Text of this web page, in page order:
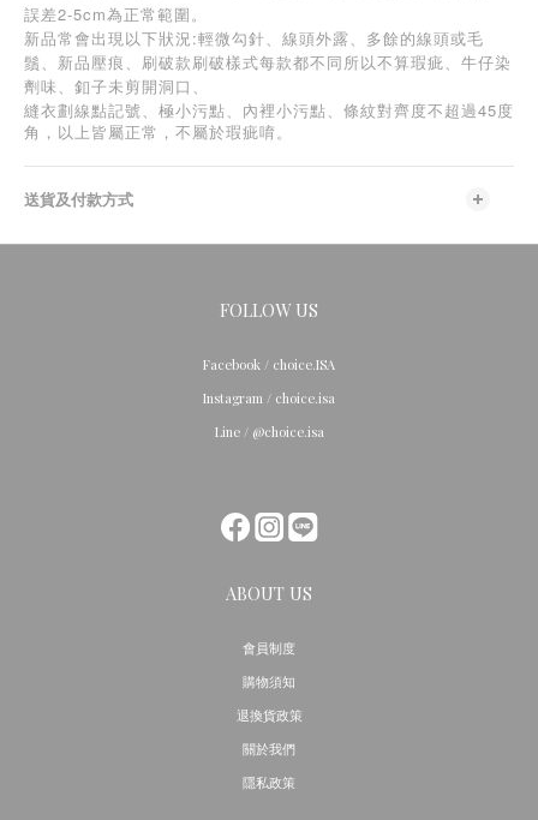
誤差2-5cm為正常範圍。
新品常會出現以下狀況:輕微勾針、線頭外露、多餘的線頭或毛
鬚、新品壓痕、刷破款刷破樣式每款都不同所以不算瑕疵、牛仔染
劑味、釦子未剪開洞口、
縫衣劃線點記號、極小污點、內裡小污點、條紋對齊度不超過45 度
角，以上皆屬正常，不屬於瑕疵唷。
送貨及付款方式
FOLLOW US
Facebook / choice.ISA
Instagram / choice.isa
Line / @choice.isa
ABOUT US
會員制度
購物須知
退換貨政策
關於我們
隱私政策